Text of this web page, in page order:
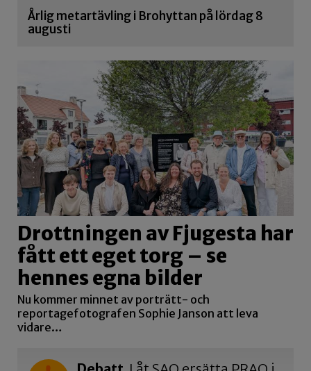
Årlig metartävling i Brohyttan på lördag 8
augusti
Drottningen av Fjugesta har
fått ett eget torg – se
hennes egna bilder
Nu kommer minnet av porträtt- och
reportagefotografen Sophie Janson att leva
vidare…